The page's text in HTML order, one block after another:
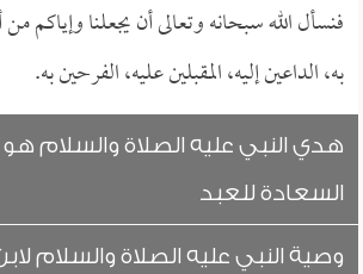
فنسأل الله سبحانه وتعالى أن يجعلنا وإياكم
به، الداعين إليه، المقبلين عليه، الفرحين به.
هدي النبي عليه الصلاة والسلام
السعادة للعبد
وصية النبي عليه الصلاة والسلام